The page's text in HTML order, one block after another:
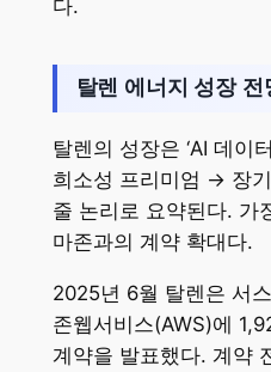
다.
탈렌 에너지 성장 전
탈렌의 성장은 ‘AI 데
희소성 프리미엄 → 장
줄 논리로 요약된다. 가
마존과의 계약 확대다.
2025년 6월 탈렌은 서
존웹서비스(AWS)에
계약을 발표했다. 계약